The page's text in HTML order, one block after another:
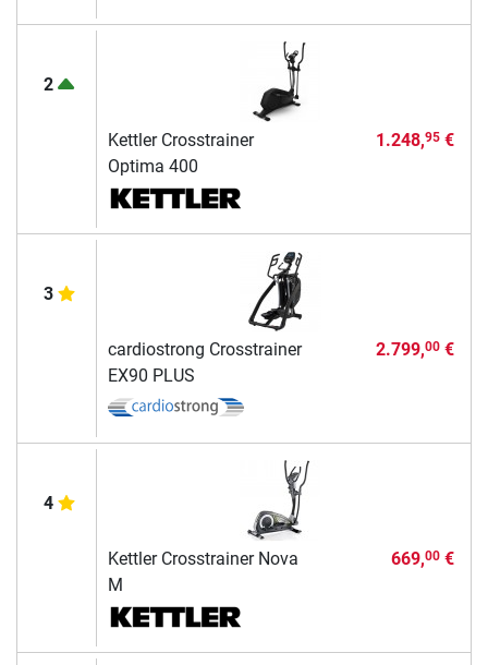
2
Kettler Crosstrainer
Optima 400
1.248,95€
3
cardiostrong Crosstrainer
EX90 PLUS
2.799,00€
4
Kettler Crosstrainer Nova
M
669,00€